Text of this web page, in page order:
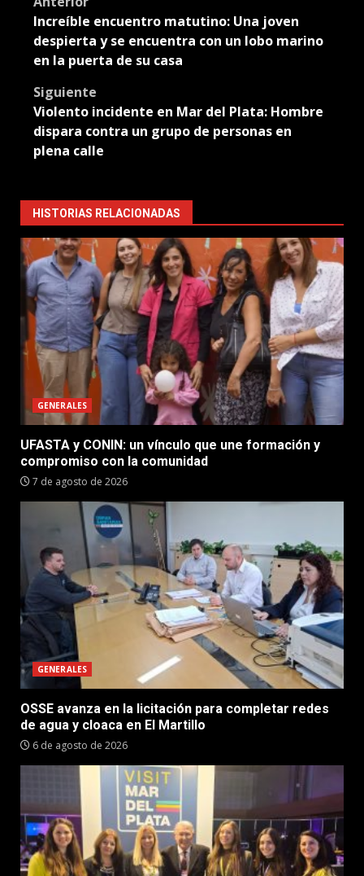
Post
navigation
Increíble encuentro matutino: Una joven
despierta y se encuentra con un lobo marino
en la puerta de su casa
Siguiente
Violento incidente en Mar del Plata: Hombre
dispara contra un grupo de personas en
plena calle
HISTORIAS RELACIONADAS
GENERALES
UFASTA y CONIN: un vínculo que une formación y
compromiso con la comunidad
7 de agosto de 2026
GENERALES
OSSE avanza en la licitación para completar redes
de agua y cloaca en El Martillo
6 de agosto de 2026